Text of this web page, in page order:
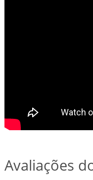
Avaliações